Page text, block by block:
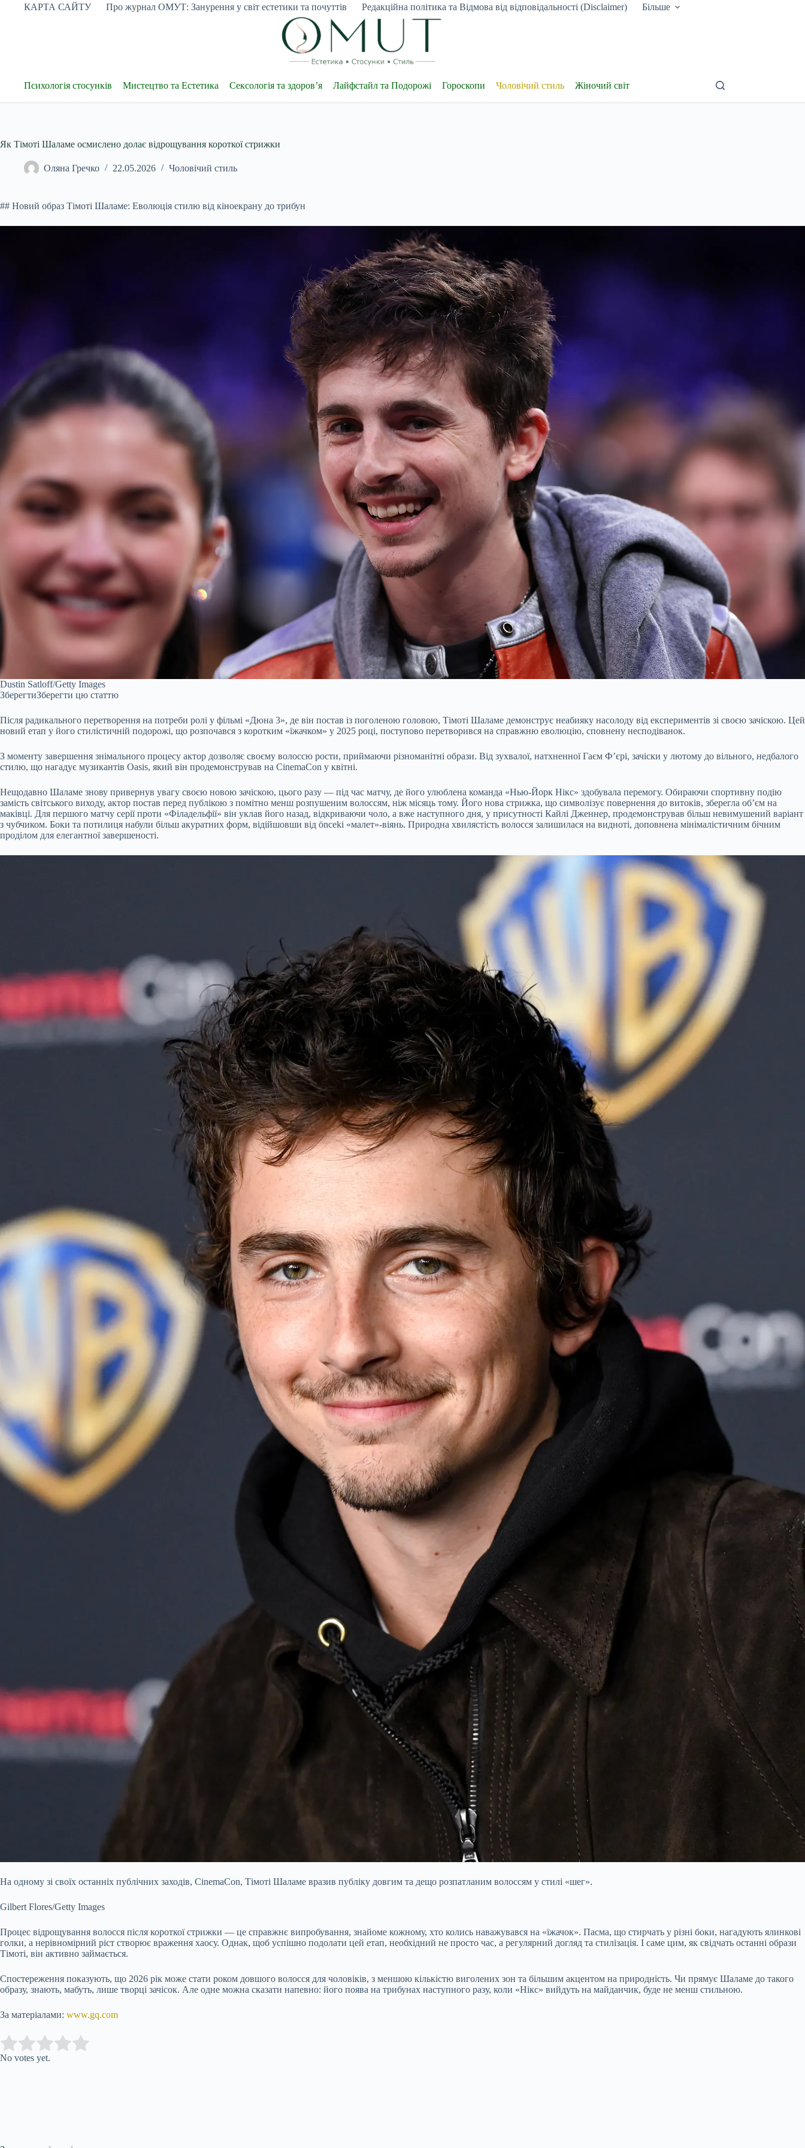
ПерейтиКАРТА САЙТУ Про журнал ОМУТ: Занурення у світ естетики та почуттів Редакційна політика та Відмова від відповідальності (Disclaimer) Більше
Психологія стосунків Мистецтво та Естетика Сексологія та здоров’я Лайфстайл та Подорожі Гороскопи Чоловічий стиль Жіночий світ
Як Тімоті Шаламе осмислено долає відрощування короткої стрижки
Оляна Гречко 22.05.2026 Чоловічий стиль
## Новий образ Тімоті Шаламе: Еволюція стилю від кіноекрану до трибун
Dustin Satloff/Getty Images
ЗберегтиЗберегти цю статтю
Після радикального перетворення на потреби ролі у фільмі «Дюна 3», де він постав із поголеною головою, Тімоті Шаламе демонструє неабияку насолоду від експериментів зі своєю зачіскою. Цей
новий етап у його стилістичній подорожі, що розпочався з коротким «їжачком» у 2025 році, поступово перетворився на справжню еволюцію, сповнену несподіванок.
З моменту завершення знімального процесу актор дозволяє своєму волоссю рости, приймаючи різноманітні образи. Від зухвалої, натхненної Гаєм Ф’єрі, зачіски у лютому до вільного, недбалого
стилю, що нагадує музикантів Oasis, який він продемонстрував на CinemaCon у квітні.
Нещодавно Шаламе знову привернув увагу своєю новою зачіскою, цього разу — під час матчу, де його улюблена команда «Нью-Йорк Нікс» здобувала перемогу. Обираючи спортивну подію
замість світського виходу, актор постав перед публікою з помітно менш розпушеним волоссям, ніж місяць тому. Його нова стрижка, що символізує повернення до витоків, зберегла об’єм на
маківці. Для першого матчу серії проти «Філадельфії» він уклав його назад, відкриваючи чоло, а вже наступного дня, у присутності Кайлі Дженнер, продемонстрував більш невимушений варіант
з чубчиком. Боки та потилиця набули більш акуратних форм, відійшовши від önceki «малет»-віянь. Природна хвилястість волосся залишилася на видноті, доповнена мінімалістичним бічним
проділом для елегантної завершеності.
На одному зі своїх останніх публічних заходів, CinemaCon, Тімоті Шаламе вразив публіку довгим та дещо розпатланим волоссям у стилі «шег».
Gilbert Flores/Getty Images
Процес відрощування волосся після короткої стрижки — це справжнє випробування, знайоме кожному, хто колись наважувався на «їжачок». Пасма, що стирчать у різні боки, нагадують ялинкові
голки, а нерівномірний ріст створює враження хаосу. Однак, щоб успішно подолати цей етап, необхідний не просто час, а регулярний догляд та стилізація. І саме цим, як свідчать останні образи
Тімоті, він активно займається.
Спостереження показують, що 2026 рік може стати роком довшого волосся для чоловіків, з меншою кількістю виголених зон та більшим акцентом на природність. Чи прямує Шаламе до такого
образу, знають, мабуть, лише творці зачісок. Але одне можна сказати напевно: його поява на трибунах наступного разу, коли «Нікс» вийдуть на майданчик, буде не менш стильною.
За матеріалами: www.gq.com
Rate this item:
No votes yet.